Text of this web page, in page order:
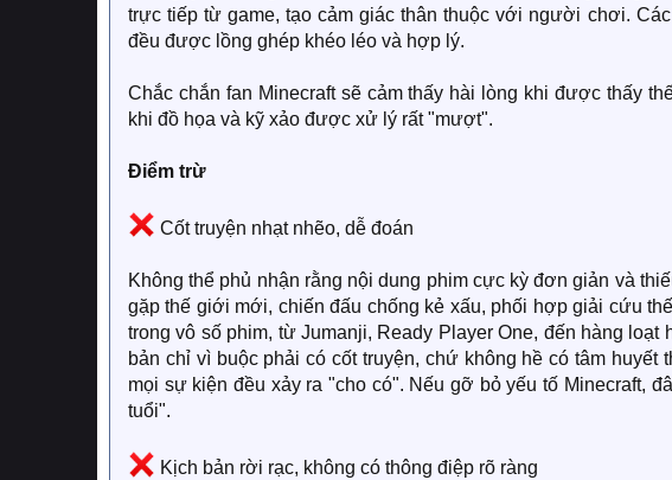
trực tiếp từ game, tạo cảm giác thân thuộc với người chơi.
đều được lồng ghép khéo léo và hợp lý.
Chắc chắn fan Minecraft sẽ cảm thấy hài lòng khi được thấy
khi đồ họa và kỹ xảo được xử lý rất "mượt".
Điểm trừ
Cốt truyện nhạt nhẽo, dễ đoán
Không thể phủ nhận rằng nội dung phim cực kỳ đơn giản và
gặp thế giới mới, chiến đấu chống kẻ xấu, phối hợp giải cứu
trong vô số phim, từ Jumanji, Ready Player One, đến hàng
bản chỉ vì buộc phải có cốt truyện, chứ không hề có tâm
mọi sự kiện đều xảy ra "cho có". Nếu gỡ bỏ yếu tố Minecraft,
tuổi".
Kịch bản rời rạc, không có thông điệp rõ ràng